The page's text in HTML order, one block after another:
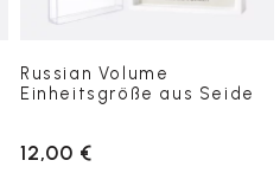
Russian Volume
Einheitsgröße aus Seide
12,00 €